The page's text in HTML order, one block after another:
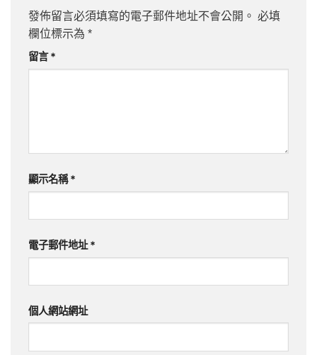
發佈留言必須填寫的電子郵件地址不會公開。 必填
欄位標示為 *
留言*
顯示名稱*
電子郵件地址*
個人網站網址